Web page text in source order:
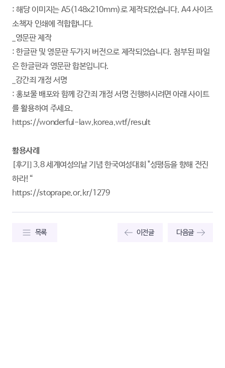
: 해당 이미지는 A5(148x210mm)로 제작되었습니다. A4 사이즈
소책자 인쇄에 적합합니다.
_영문판 제작
: 한글판 및 영문판 두가지 버전으로 제작되었습니다. 첨부된 파일
은 한글판과 영문판 합본입니다.
_강간죄 개정 서명
: 홍보물 배포와 함께 강간죄 개정 서명 진행하시려면 아래 사이트
를 활용하여 주세요.
https://wonderful-law.korea.wtf/result
활용사례
[후기] 3.8 세계여성의날 기념 한국여성대회 "성평등을 향해 전진
하라!“
https://stoprape.or.kr/1279
목록 이전글 다음글